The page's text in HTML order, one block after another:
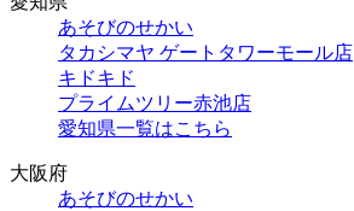
あそびのせかい
タカシマヤ ゲートタワーモール店
キドキド
プライムツリー赤池店
愛知県一覧はこちら
大阪府
あそびのせかい